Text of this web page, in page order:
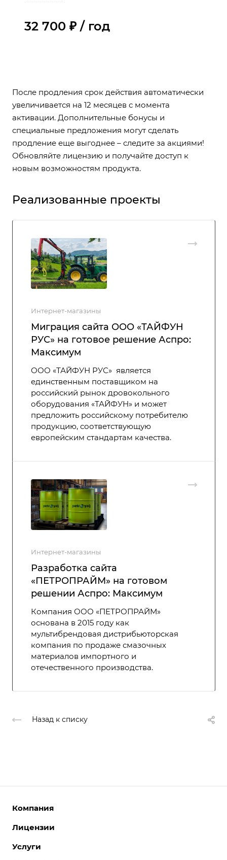
преимуществами: регулярными
обновлениями и технической поддержкой.
32 700 ₽ / год
После продления срок действия автоматически
увеличивается на 12 месяцев с момента
активации. Дополнительные бонусы и
специальные предложения могут сделать
продление еще выгоднее – следите за акциями!
Обновляйте лицензию и получайте доступ к
новым возможностям продукта.
Реализованные проекты
Интернет-магазины
Миграция сайта ООО «ТАЙФУН
РУС» на готовое решение Аспро:
Максимум
ООО «ТАЙФУН РУС» является
единственным поставщиком на
российский рынок дровокольного
оборудования «ТАЙФУН» и может
предложить российскому потребителю
продукцию, соответствующую
европейским стандартам качества.
Интернет-магазины
Разработка сайта
‭«ПЕТРОПРАЙМ» на готовом
решении Аспро: Максимум
Компания ООО «ПЕТРОПРАЙМ»
основана в 2015 году как
мультибрендовая дистрибьюторская
компания по продаже смазочных
материалов импортного и
отечественного производства.
Назад к списку
Компания
О компании
Лицензии
Интернет-магазины
Услуги